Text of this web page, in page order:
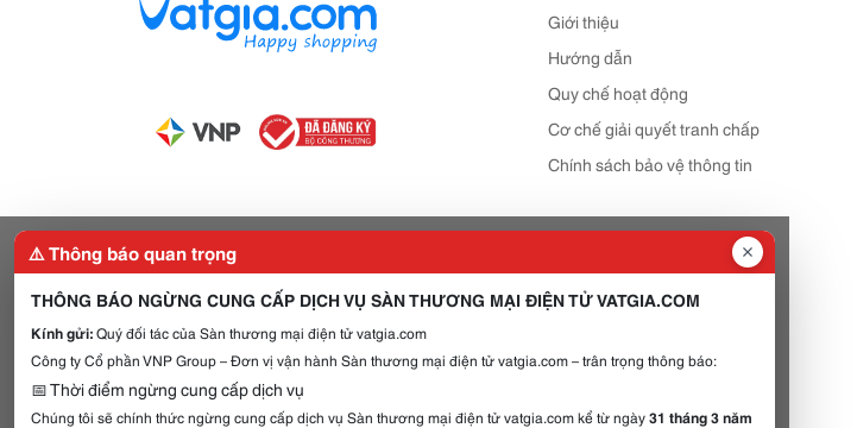
Giới thiệu
Hướng dẫn
Quy chế hoạt động
Cơ chế giải quyết tranh chấp
Chính sách bảo vệ thông tin
⚠️ Thông báo quan trọng
THÔNG BÁO NGỪNG CUNG CẤP DỊCH VỤ SÀN THƯƠNG MẠI ĐIỆN TỬ VATGIA.COM
Kính gửi:Quý đối tác của Sàn thương mại điện tử vatgia.com
Công ty Cổ phần VNP Group – Đơn vị vận hành Sàn thương mại điện tử vatgia.com – trân trọng thông báo:
📅 Thời điểm ngừng cung cấp dịch vụ
Chúng tôi sẽ chính thức ngừng cung cấp dịch vụ Sàn thương mại điện tử vatgia.com kể từ ngày31 tháng 3 năm